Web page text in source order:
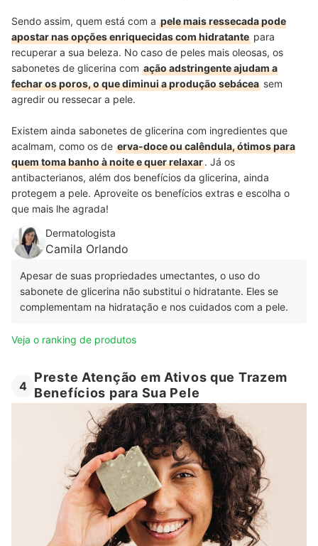
Sendo assim, quem está com a pele mais ressecada pode
apostar nas opções enriquecidas com hidratante para
recuperar a sua beleza. No caso de peles mais oleosas, os
sabonetes de glicerina com ação adstringente ajudam a
fechar os poros, o que diminui a produção sebácea sem
agredir ou ressecar a pele.
Existem ainda sabonetes de glicerina com ingredientes que
acalmam, como os de erva-doce ou calêndula, ótimos para
quem toma banho à noite e quer relaxar. Já os
antibacterianos, além dos benefícios da glicerina, ainda
protegem a pele. Aproveite os benefícios extras e escolha o
que mais lhe agrada!
Dermatologista
Camila Orlando
Apesar de suas propriedades umectantes, o uso do
sabonete de glicerina não substitui o hidratante. Eles se
complementam na hidratação e nos cuidados com a pele.
Veja o ranking de produtos
4
Preste Atenção em Ativos que Trazem
Benefícios para Sua Pele